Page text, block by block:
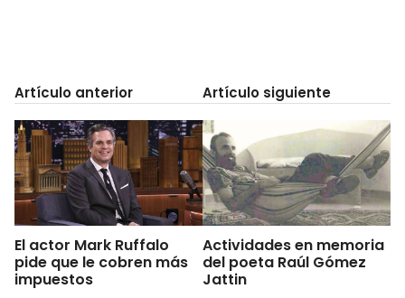
Artículo anterior
El actor Mark Ruffalo
pide que le cobren más
impuestos
Artículo siguiente
Actividades en memoria
del poeta Raúl Gómez
Jattin